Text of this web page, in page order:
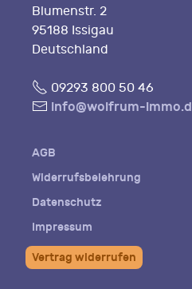
Blumenstr. 2
95188 Issigau
Deutschland
Fon09293 800 50 46
E- info@wolfrum-
AGB
Widerrufsbelehrung
Datenschutz
Impressum
Vertrag widerrufen